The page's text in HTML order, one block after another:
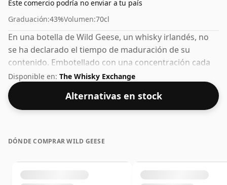
Este comercio podría no enviar a tu país
Graduación:43%Volumen:70cl
En una botella de Wild Geese, un whisky irlandés, no
se ha declarado el tiempo de maduración de su
contenido. Embotellado con una concentración cada
vez más popular del 43%, que es un ABV para beber
respetable.
Disponible en: The Whisky Exchange
Alternativas en stock
DÓNDE COMPRAR WILD GEESE